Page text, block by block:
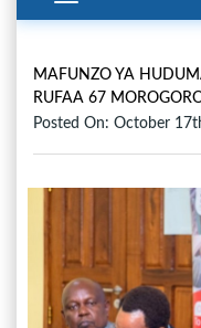
Navigation
MAFUNZO YA
RUFAA 67
Posted On: October